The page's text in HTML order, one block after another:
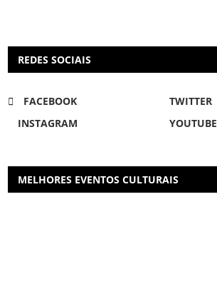
REDES SOCIAIS
FACEBOOK
TWITTER
INSTAGRAM
YOUTUBE
MELHORES EVENTOS CULTURAIS